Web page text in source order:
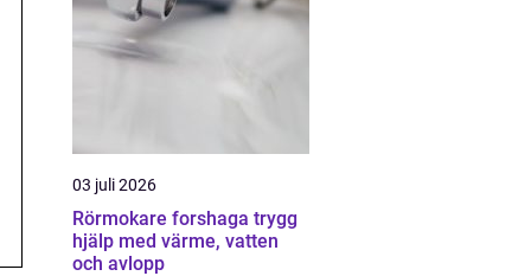
03 juli 2026
Rörmokare forshaga trygg
hjälp med värme, vatten
och avlopp